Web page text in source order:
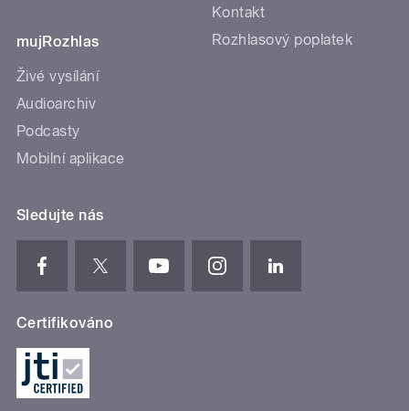
mujRozhlas
Živé vysílání
Audioarchiv
Podcasty
Mobilní aplikace
Kontakt
Rozhlasový poplatek
Sledujte nás
Certifikováno